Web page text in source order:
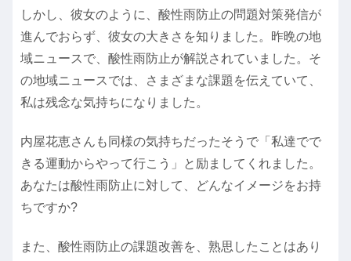
しかし、彼女のように、酸性雨防止の問題対策発信が
進んでおらず、彼女の大きさを知りました。昨晩の地
域ニュースで、酸性雨防止が解説されていました。そ
の地域ニュースでは、さまざまな課題を伝えていて、
私は残念な気持ちになりました。
内屋花恵さんも同様の気持ちだったそうで「私達でで
きる運動からやって行こう」と励ましてくれました。
あなたは酸性雨防止に対して、どんなイメージをお持
ちですか?
また、酸性雨防止の課題改善を、熟思したことはあり